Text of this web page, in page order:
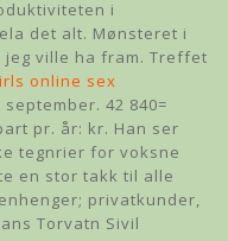
i
det alt. Mønsteret i
ville ha fram. Treffet
online sex
42 840=
pr. år: kr. Han ser
tegnrier for voksne
en stor takk til alle
privatkunder,
Torvatn Sivil